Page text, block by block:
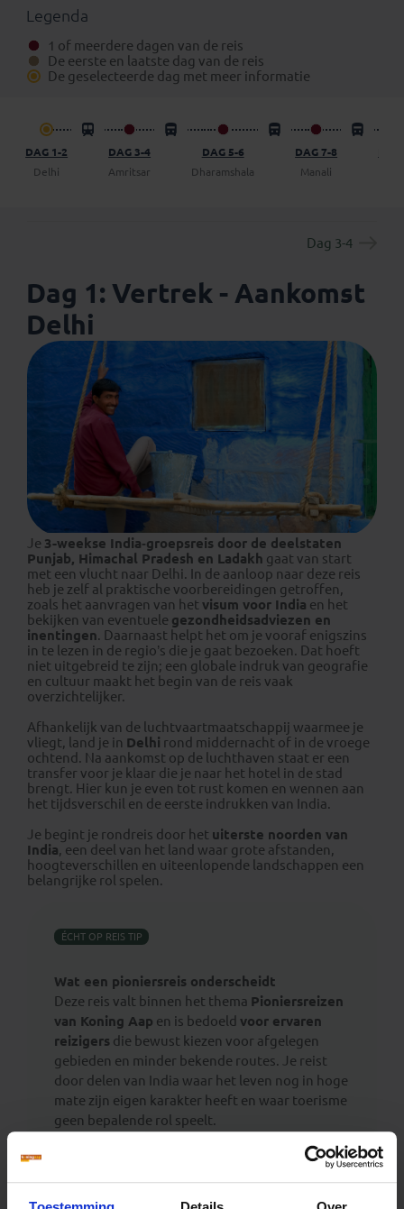
Eventuele standaard verlengingen van deze rondreis
kun je vinden onder het aparte tabblad ‘Verlengingen’.
Daarnaast is het mogelijk om bij boeking (in het
boekingsformulier) een vrijblijvend voorstel op te
vragen om een dag (of meer) op eigen gelegenheid de
Legenda
1 of meerdere dagen van de reis
De eerste en laatste dag van de reis
De geselecteerde dag met meer informatie
DAG 1-2
Delhi
DAG 3-4
Amritsar
DAG 5-6
Dharamshala
DAG 7-8
Manali
Dag 3-4
Dag 1: Vertrek - Aankomst
Delhi
Je 3-weekse India‑groepsreis door de deelstaten
Punjab, Himachal Pradesh en Ladakh gaat van start
met een vlucht naar Delhi. In de aanloop naar deze reis
heb je zelf al praktische voorbereidingen getroffen,
zoals het aanvragen van het visum voor India en het
bekijken van eventuele gezondheidsadviezen en
inentingen. Daarnaast helpt het om je vooraf enigszins
in te lezen in de regio’s die je gaat bezoeken. Dat hoeft
niet uitgebreid te zijn; een globale indruk van geografie
en cultuur maakt het begin van de reis vaak
overzichtelijker.
Afhankelijk van de luchtvaartmaatschappij waarmee je
vliegt, land je in Delhi rond middernacht of in de vroege
ochtend. Na aankomst op de luchthaven staat er een
transfer voor je klaar die je naar het hotel in de stad
brengt. Hier kun je even tot rust komen en wennen aan
het tijdsverschil en de eerste indrukken van India.
Je begint je rondreis door het uiterste noorden van
India, een deel van het land waar grote afstanden,
hoogteverschillen en uiteenlopende landschappen een
belangrijke rol spelen.
ÉCHT OP REIS TIP
Wat een pioniersreis onderscheidt
Deze reis valt binnen het thema Pioniersreizen
van Koning Aap en is bedoeld voor ervaren
reizigers die bewust kiezen voor afgelegen
gebieden en minder bekende routes. Je reist
door delen van India waar het leven nog in hoge
mate zijn eigen karakter heeft en waar toerisme
geen bepalende rol speelt.
betekent dat onderweg zijn door onontdekte en
dunbevolkte regio’s, met uitgesproken